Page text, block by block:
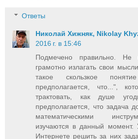
Ответы
Николай Хижняк, Nikolay
2016 г. в 15:46
Подмечено правильно.
грамотно излагать свои
такое скользкое
предполагается, что...",
трактовать, как душе
предполагается, что задача
математическими
изучаются в данный момент.
Интернете решить за них